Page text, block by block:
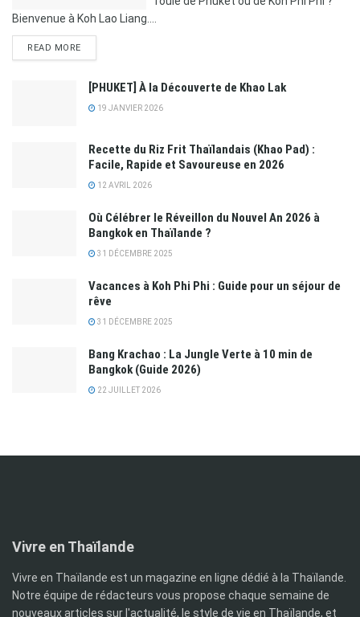
Bienvenue à Koh Lao Liang....
READ MORE
[PHUKET] À la Découverte de Khao Lak
19 JANVIER 2026
Recette du Riz Frit Thaïlandais (Khao Pad) :
Facile, Rapide et Savoureuse en 2026
12 AVRIL 2026
Où Célébrer le Réveillon du Nouvel An 2026 à
Bangkok en Thaïlande ?
31 DÉCEMBRE 2025
Vacances à Koh Phi Phi : Guide pour un séjour de
rêve
31 DÉCEMBRE 2025
Bang Krachao : La Jungle Verte à 10 min de
Bangkok (Guide 2026)
22 JUILLET 2026
Vivre en Thaïlande
Vivre en Thaïlande est un magazine en ligne dédié à la Thaïlande.
Notre équipe de rédacteurs vous propose chaque semaine de
nouveaux articles sur l'actualité, le style de vie en Thaïlande, et